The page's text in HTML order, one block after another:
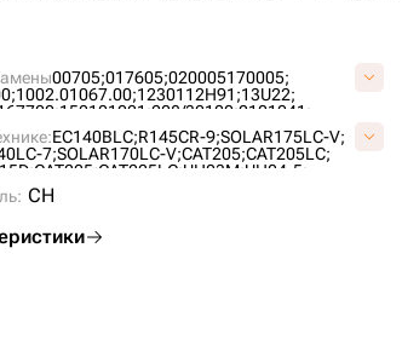
00705;017605;020005170005;
1002.01067.00;1230112H91;13U22;
152101021;208/32100;2101041;
66800;214642; 2175017;2270-6040;
2425017605;262612;274040400001;
2997110M1;3018.43234;3084573M91;
3600161042;
5004917;
5209289;
EC140BLC;R145CR-9;SOLAR175LC-V;
7;SOLAR170LC-V;CAT205;CAT205LC;
CAT225;CAT225LC;UH03M;UH04-5;
CH